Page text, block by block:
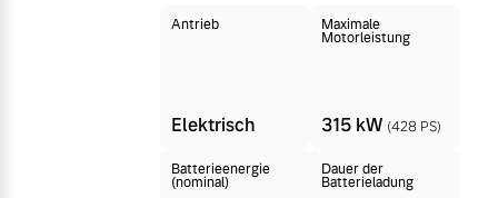
Antrieb
Elektrisch
Maximale
Motorleistung
315 kW (428 PS)
Batterieenergie
(nominal)
Dauer der
Batterieladung